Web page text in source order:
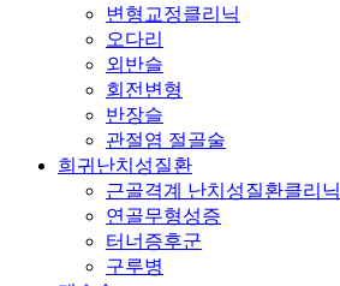
변형교정클리닉
오다리
외반슬
회전변형
반장슬
관절염 절골술
희귀난치성질환
근골격계 난치성질환클리닉
연골무형성증
터너증후군
구루병